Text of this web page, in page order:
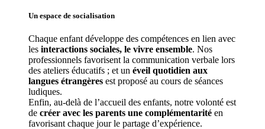
Un espace de socialisation
Chaque enfant développe des compétences en lien avec
les interactions sociales, le vivre ensemble. Nos
professionnels favorisent la communication verbale lors
des ateliers éducatifs ; et un éveil quotidien aux
langues étrangères est proposé au cours de séances
ludiques.
Enfin, au-delà de l’accueil des enfants, notre volonté est
de créer avec les parents une complémentarité en
favorisant chaque jour le partage d’expérience.